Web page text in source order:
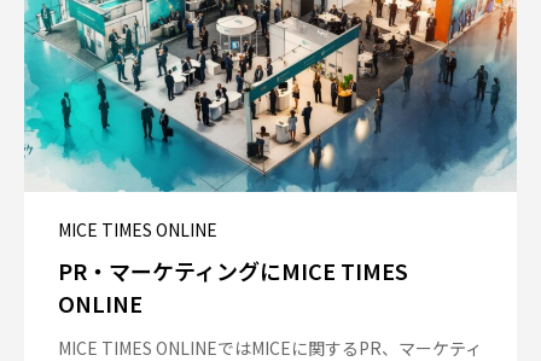
MICE TIMES ONLINE
PR・マーケティングにMICE TIMES
ONLINE
MICE TIMES ONLINEではMICEに関するPR、マーケティ